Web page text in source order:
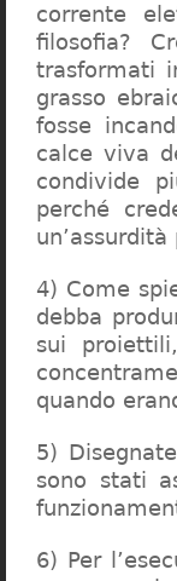
corrente
filosofia?
trasformati
grasso
fosse
calce viva
condivide
perché
4) Come
debba
sui
quando
5)
sono stati
6) Per